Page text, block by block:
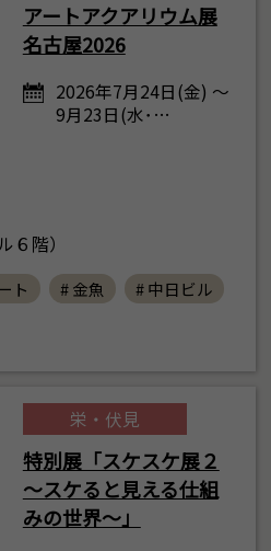
アートアクアリウム展
名古屋2026
2026年7月24日(金) ～
9月23日(水･…
６階）
ト # 金魚
# 中日ビル
栄・伏見
特別展「スケスケ展２
～スケると見える仕組
みの世界～」